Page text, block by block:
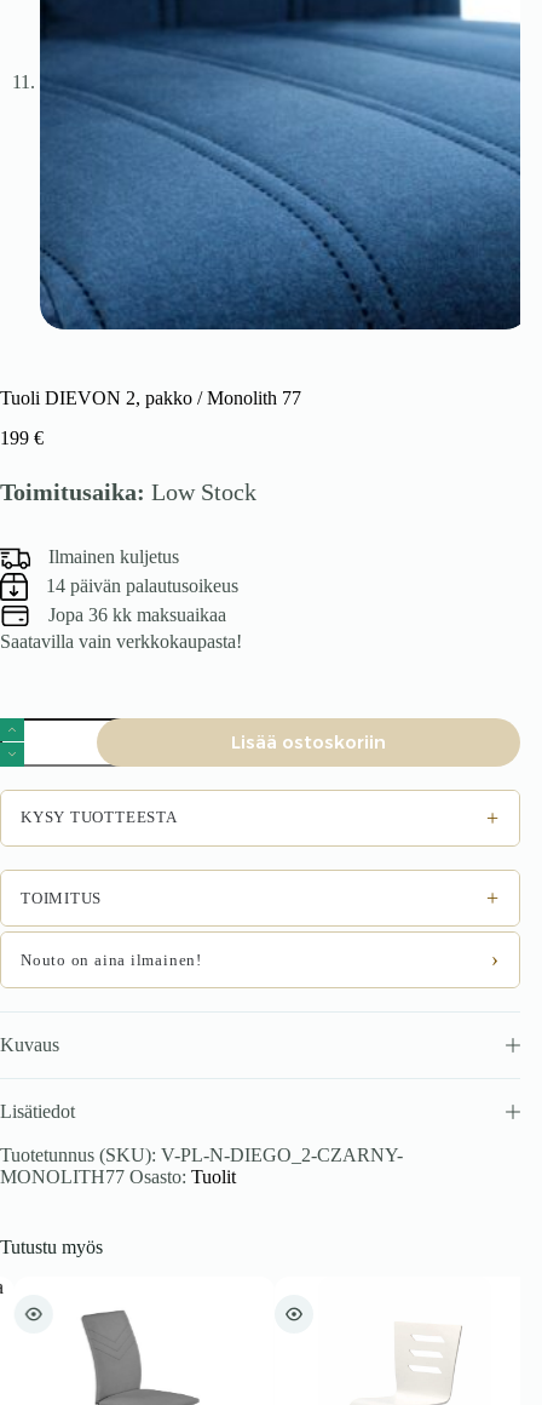
Tuoli DIEVON 2, pakko / Monolith 77
199 €
Toimitusaika: Low Stock
Ilmainen kuljetus
14 päivän palautusoikeus
Jopa 36 kk maksuaikaa
Saatavilla vain verkkokaupasta!
Tuoli
DIEVON
2,
pakko
77
määrä
Lisää ostoskoriin
KYSY TUOTTEESTA +
TOIMITUS +
Nouto on aina ilmainen! ›
Kuvaus
Lisätiedot
Tuotetunnus (SKU): V-PL-N-DIEGO_2-CZARNY-
MONOLITH77 Osasto: Tuolit
Tutustu myös